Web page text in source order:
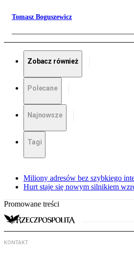
Tomasz Boguszewicz
Zobacz również
Polecane
Najnowsze
Tagi
Miliony adresów bez szybkiego
Hurt staje się nowym silnikiem
Promowane treści
KONTAKT